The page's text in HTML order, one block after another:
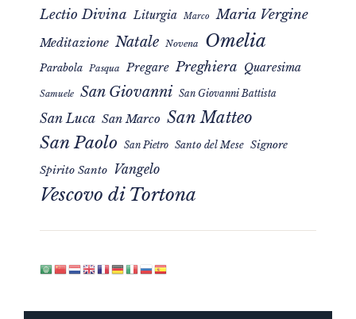
Lectio Divina Liturgia Marco Maria Vergine
Meditazione Natale Novena Omelia
Parabola Pasqua Pregare Preghiera Quaresima
Samuele San Giovanni San Giovanni Battista
San Luca San Marco San Matteo
San Paolo San Pietro Santo del Mese Signore
Spirito Santo Vangelo
Vescovo di Tortona